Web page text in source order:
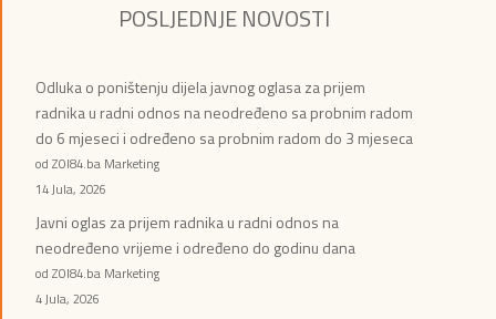
POSLJEDNJE NOVOSTI
Odluka o poništenju dijela javnog oglasa za prijem
radnika u radni odnos na neodređeno sa probnim radom
do 6 mjeseci i određeno sa probnim radom do 3 mjeseca
od ZOI84.ba Marketing
14 Jula, 2026
Javni oglas za prijem radnika u radni odnos na
neodređeno vrijeme i određeno do godinu dana
od ZOI84.ba Marketing
4 Jula, 2026